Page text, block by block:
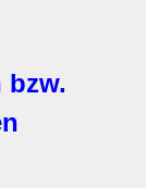
bzw.